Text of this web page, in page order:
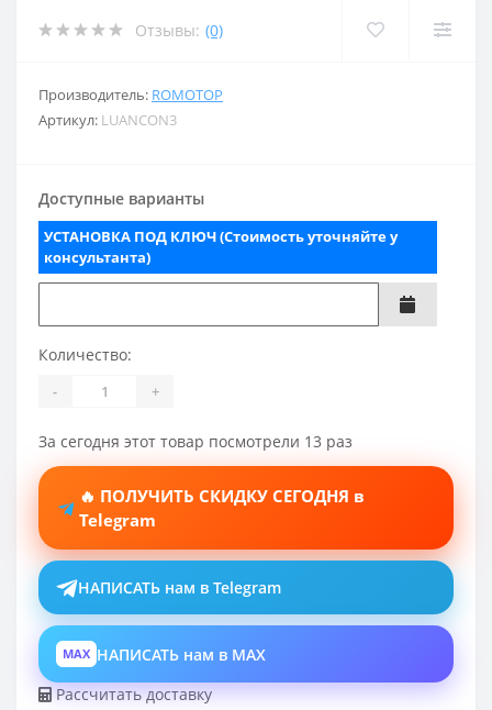
Отзывы: (0)
Производитель: ROMOTOP
Артикул: LUANCON3
Доступные варианты
УСТАНОВКА ПОД КЛЮЧ (Стоимость уточняйте у
консультанта)
Количество:
- +
За сегодня этот товар посмотрели 13 раз
🔥 ПОЛУЧИТЬ СКИДКУ СЕГОДНЯ в
Telegram
НАПИСАТЬ нам в Telegram
MAX НАПИСАТЬ нам в MAX
Рассчитать доставку